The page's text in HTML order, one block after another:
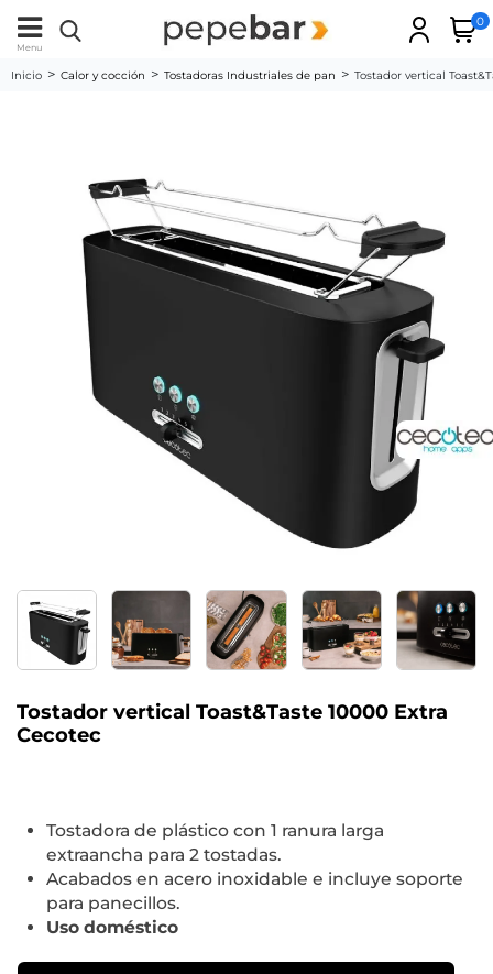
Menu
0
Inicio Calor y cocción Tostadoras Industriales de pan Tostador vertical
Tostador vertical Toast&Taste 10000 Extra
Cecotec
Tostadora de plástico con 1 ranura larga
extraancha para 2 tostadas.
Acabados en acero inoxidable e incluye soporte
para panecillos.
Uso doméstico